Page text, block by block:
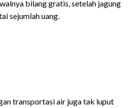
bilang gratis, setelah jagung
sejumlah uang.
transportasi air juga tak luput